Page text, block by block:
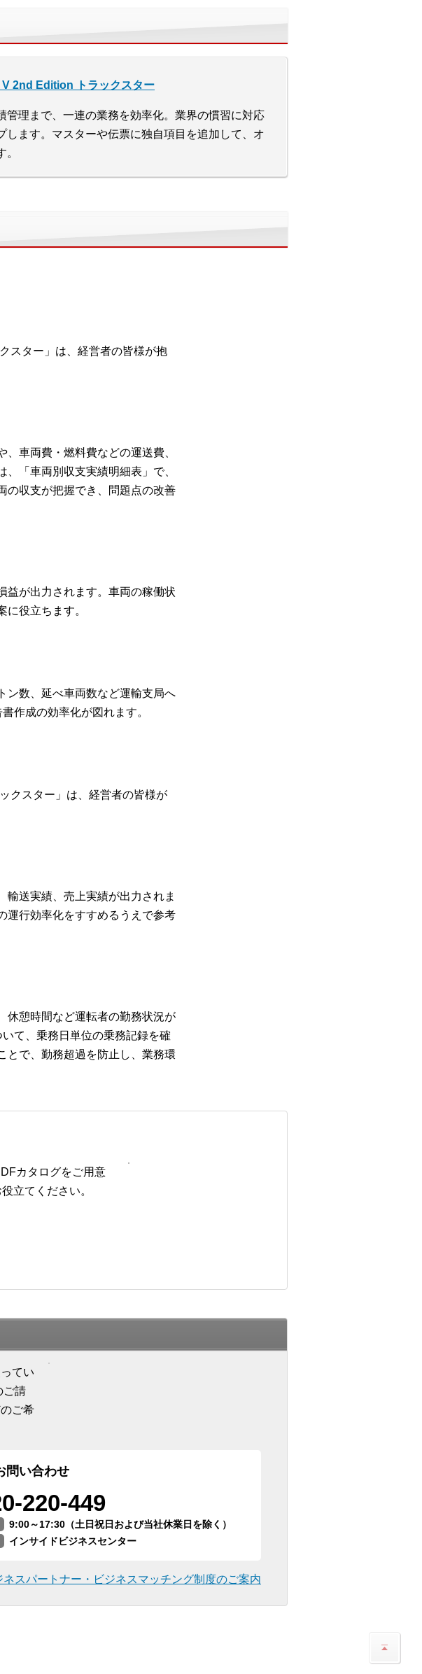
2nd Edition トラックスター
理まで、一連の業務を効率化。業界の慣習に対応
します。マスターや伝票に独自項目を追加して、オ
スター」は、経営者の皆様が抱
、車両費・燃料費などの運送費、
「車両別収支実績明細表」で、
の収支が把握でき、問題点の改善
益が出力されます。車両の稼働状
役立ちます。
ン数、延べ車両数など運輸支局へ
作成の効率化が図れます。
クスター」は、経営者の皆様が
輸送実績、売上実績が出力されま
運行効率化をすすめるうえで参考
休憩時間など運転者の勤務状況が
て、乗務日単位の乗務記録を確
とで、勤務超過を防止し、業務環
カタログをご用意
立てください。
てい
ご請
ご希
問い合わせ
220-449
9:00～17:30（土日祝日および当社休業日を除く）
インサイドビジネスセンター
ネスパートナー・ビジネスマッチング制度のご案内